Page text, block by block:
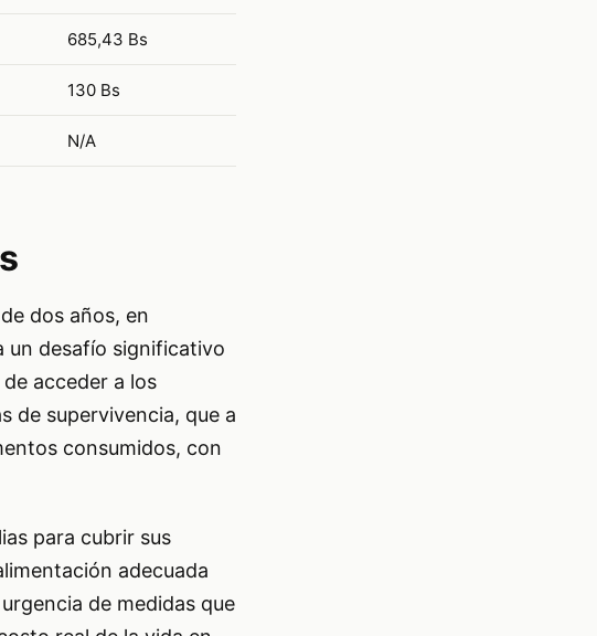
685,43 Bs
130 Bs
N/A
dos años, en
un desafío significativo
acceder a los
de supervivencia, que a
consumidos, con
para cubrir sus
adecuada
de medidas que